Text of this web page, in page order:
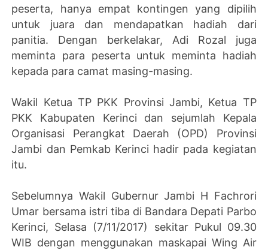
peserta, hanya empat kontingen yang dipilih
untuk juara dan mendapatkan hadiah dari
panitia. Dengan berkelakar, Adi Rozal juga
meminta para peserta untuk meminta hadiah
kepada para camat masing-masing.
Wakil Ketua TP PKK Provinsi Jambi, Ketua TP
PKK Kabupaten Kerinci dan sejumlah Kepala
Organisasi Perangkat Daerah (OPD) Provinsi
Jambi dan Pemkab Kerinci hadir pada kegiatan
itu.
Sebelumnya Wakil Gubernur Jambi H Fachrori
Umar bersama istri tiba di Bandara Depati Parbo
Kerinci, Selasa (7/11/2017) sekitar Pukul 09.30
WIB dengan menggunakan maskapai Wing Air